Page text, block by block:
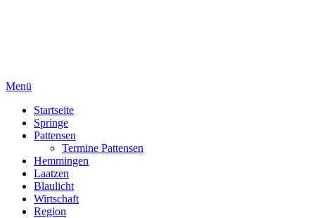
Menü
Startseite
Springe
Pattensen
Termine Pattensen
Hemmingen
Laatzen
Blaulicht
Wirtschaft
Region